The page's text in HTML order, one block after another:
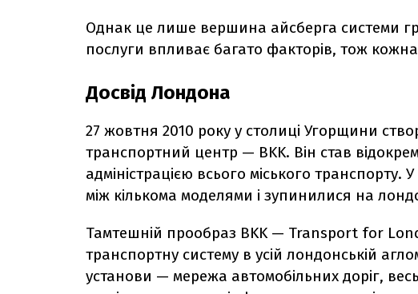
Однак це лише вершина айсберга системи
послуги впливає багато факторів, тож
Досвід Лондона
27 жовтня 2010 року у столиці Угорщини
транспортний центр — BKK. Він став
адміністрацією всього міського
між кількома моделями і зупинилися на
Тамтешній прообраз BKK — Transport for
транспортну систему в усій лондонській
установи — мережа автомобільних доріг,